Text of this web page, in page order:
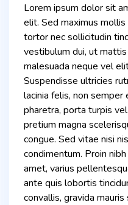
Lorem ipsum dolor sit
elit. Sed maximus
tortor nec sollicitudin
vestibulum dui, ut
malesuada neque vel
Suspendisse ultricies
lacinia felis, non semper
pharetra, porta turpis
pretium magna
congue. Sed vitae nisi
condimentum. Proin
amet, varius
ante quis lobortis
convallis, gravida